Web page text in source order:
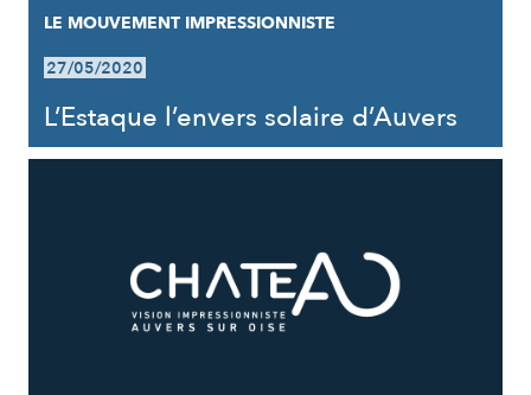
LE MOUVEMENT IMPRESSIONNISTE
27/05/2020
L’Estaque l’envers solaire d’Auvers